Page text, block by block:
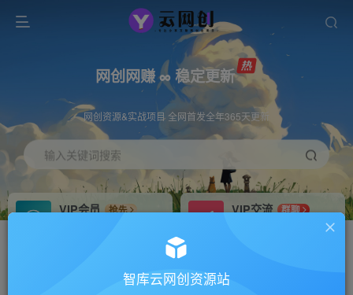
网创网赚 ∞ 稳定更新
网创资源&实战项目 全网首发全年365天更新
输入关键词搜索
VIP会员
抢先
VIP交流
群聊
研究探讨更多创业项目路子。
会员专属推广链接智库云网创资源站